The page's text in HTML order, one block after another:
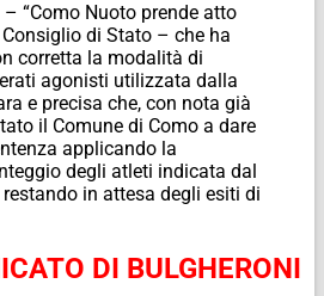
“Como Nuoto prende atto
di Stato – che ha
corretta la modalità di
agonisti utilizzata dalla
e precisa che, con nota già
il Comune di Como a dare
applicando la
degli atleti indicata dal
in attesa degli esiti di
DI BULGHERONI